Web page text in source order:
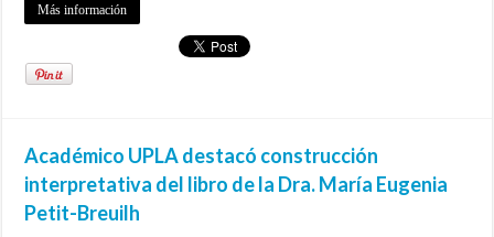
Más información
Académico UPLA destacó construcción
interpretativa del libro de la Dra. María Eugenia
Petit-Breuilh